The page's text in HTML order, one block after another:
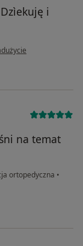
i
Anna G.
na temat
ortopedyczna •